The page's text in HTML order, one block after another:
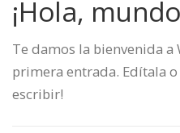
¡Hola,
Te damos la bienvenida a
primera entrada. Edítala
escribir!